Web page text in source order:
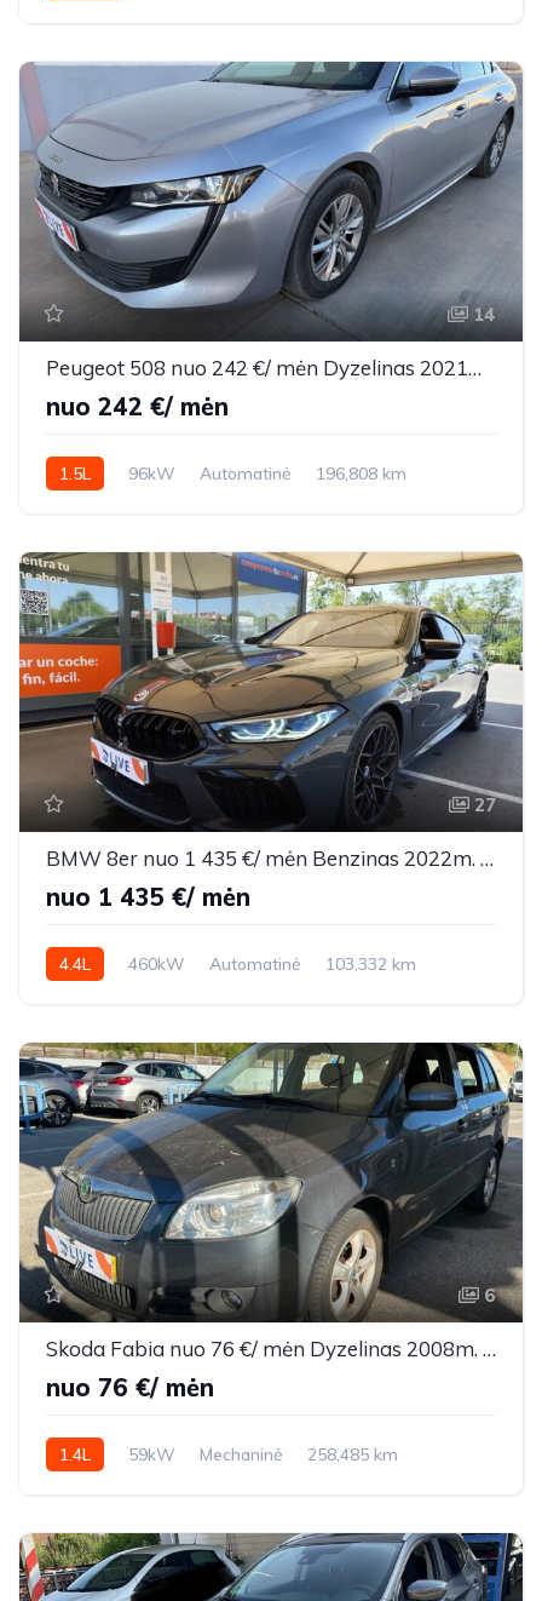
14
Peugeot 508 nuo 242 €/ mėn Dyzelinas 2021m. Sedanas Automatinė
nuo 242 €/ mėn
1.5L 96kW Automatinė
196,808 km
27
BMW 8er nuo 1 435 €/ mėn Benzinas 2022m. Sedanas Automatinė
nuo 1 435 €/ mėn
4.4L 460kW Automatinė
103,332 km
6
Skoda Fabia nuo 76 €/ mėn Dyzelinas 2008m. Universalas Mechaninė
nuo 76 €/ mėn
1.4L 59kW Mechaninė
258,485 km